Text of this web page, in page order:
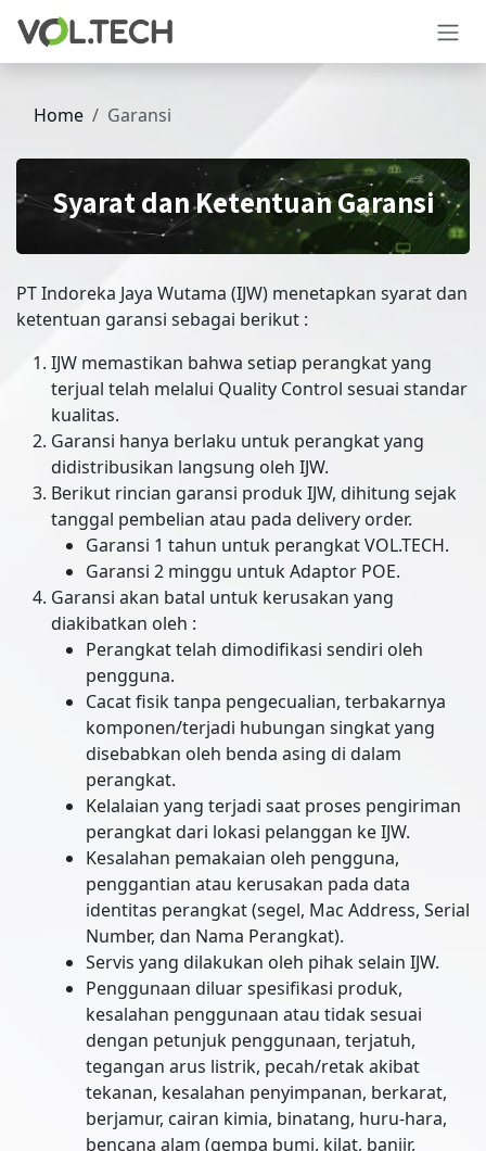
Skip to Content
Home Garansi
Syarat dan Ketentuan Garansi
PT Indoreka Jaya Wutama (IJW) menetapkan syarat dan
ketentuan garansi sebagai berikut :
IJW memastikan bahwa setiap perangkat yang
terjual telah melalui Quality Control sesuai standar
kualitas.
Garansi hanya berlaku untuk perangkat yang
didistribusikan langsung oleh IJW.
Berikut rincian garansi produk IJW, dihitung sejak
tanggal pembelian atau pada delivery order.
Garansi 1 tahun untuk perangkat VOL.TECH.
Garansi 2 minggu untuk Adaptor POE.
Garansi akan batal untuk kerusakan yang
diakibatkan oleh :
Perangkat telah dimodifikasi sendiri oleh
pengguna.
Cacat fisik tanpa pengecualian, terbakarnya
komponen/terjadi hubungan singkat yang
disebabkan oleh benda asing di dalam
perangkat.
Kelalaian yang terjadi saat proses pengiriman
perangkat dari lokasi pelanggan ke IJW.
Kesalahan pemakaian oleh pengguna,
penggantian atau kerusakan pada data
identitas perangkat (segel, Mac Address, Serial
Number, dan Nama Perangkat).
Servis yang dilakukan oleh pihak selain IJW.
Penggunaan diluar spesifikasi produk,
kesalahan penggunaan atau tidak sesuai
dengan petunjuk penggunaan, terjatuh,
tegangan arus listrik, pecah/retak akibat
tekanan, kesalahan penyimpanan, berkarat,
berjamur, cairan kimia, binatang, huru-hara,
bencana alam (gempa bumi, kilat, banjir,